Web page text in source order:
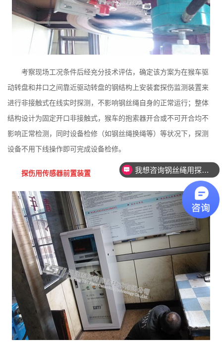
考察现场工况条件后经充分技术评估，确定该方案为在猴车驱
动转盘和井口之间靠近驱动转盘的钢结构上安装套探伤监测装置来
进行非接触式在线实时探测，不影响钢丝绳自身的正常运行；整体
结构设计为固定开口非接触式，猴车的抱索器开合或不可开合均不
影响正常检测，同时设备检修（如钢丝绳换绳等）等状况下，探测
设备不用下线操作即可完成设备检修。
探伤用传感器前置装置 我想咨询钢丝绳用探伤设备。